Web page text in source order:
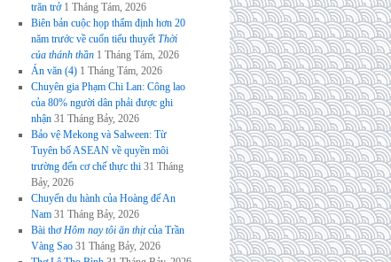
trăn trở 1 Tháng Tám, 2026
Biên bản cuộc họp thẩm định hơn 20
năm trước về cuốn tiểu thuyếtThời
của thánh thần 1 Tháng Tám, 2026
Án văn (4) 1 Tháng Tám, 2026
Chuyên gia Phạm Chi Lan: Công lao
của 80% người dân phải được ghi
nhận 31 Tháng Bảy, 2026
Bảo vệ Mekong và Salween: Từ
Tuyên bố ASEAN về quyền môi
trường đến cơ chế thực thi 31 Tháng
Bảy, 2026
Chuyến du hành của Hoàng đế An
Nam 31 Tháng Bảy, 2026
Bài thơHôm nay tôi ăn thịtcủa Trần
Vàng Sao 31 Tháng Bảy, 2026